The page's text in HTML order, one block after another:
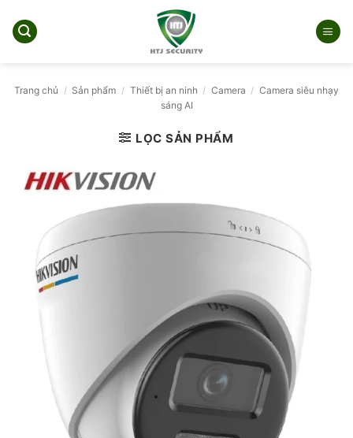
qua
Trang chủ / Sản phẩm / Thiết bị an ninh / Camera / Camera siêu nhạy
sáng AI
LỌC SẢN PHẨM